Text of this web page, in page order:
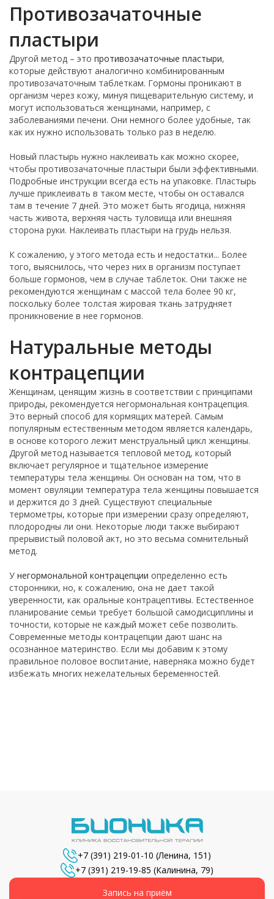
Противозачаточные
пластыри
Другой метод – это противозачаточные пластыри,
которые действуют аналогично комбинированным
противозачаточным таблеткам. Гормоны проникают в
организм через кожу, минуя пищеварительную систему, и
могут использоваться женщинами, например, с
заболеваниями печени. Они немного более удобные, так
как их нужно использовать только раз в неделю.
Новый пластырь нужно наклеивать как можно скорее,
чтобы противозачаточные пластыри были эффективными.
Подробные инструкции всегда есть на упаковке. Пластырь
лучше приклеивать в таком месте, чтобы он оставался
там в течение 7 дней. Это может быть ягодица, нижняя
часть живота, верхняя часть туловища или внешняя
сторона руки. Наклеивать пластыри на грудь нельзя.
К сожалению, у этого метода есть и недостатки... Более
того, выяснилось, что через них в организм поступает
больше гормонов, чем в случае таблеток. Они также не
рекомендуются женщинам с массой тела более 90 кг,
поскольку более толстая жировая ткань затрудняет
проникновение в нее гормонов.
Натуральные методы
контрацепции
Женщинам, ценящим жизнь в соответствии с принципами
природы, рекомендуется негормональная контрацепция.
Это верный способ для кормящих матерей. Самым
популярным естественным методом является календарь,
в основе которого лежит менструальный цикл женщины.
Другой метод называется тепловой метод, который
включает регулярное и тщательное измерение
температуры тела женщины. Он основан на том, что в
момент овуляции температура тела женщины повышается
и держится до 3 дней. Существуют специальные
термометры, которые при измерении сразу определяют,
плодородны ли они. Некоторые люди также выбирают
прерывистый половой акт, но это весьма сомнительный
метод.
У негормональной контрацепции определенно есть
сторонники, но, к сожалению, она не дает такой
уверенности, как оральные контрацептивы. Естественное
планирование семьи требует большой самодисциплины и
точности, которые не каждый может себе позволить.
Современные методы контрацепции дают шанс на
осознанное материнство. Если мы добавим к этому
правильное половое воспитание, наверняка можно будет
избежать многих нежелательных беременностей.
+7 (391) 219-01-10 (Ленина, 151)
+7 (391) 219-19-85 (Калинина, 79)
Запись на приём